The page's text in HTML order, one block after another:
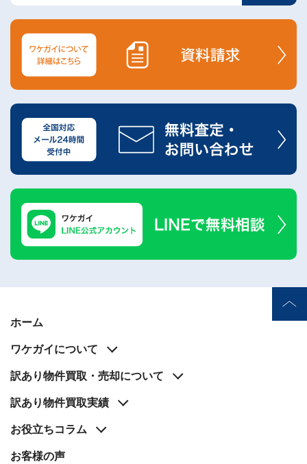
ホーム
ワケガイについて
訳あり物件買取・売却について
訳あり物件買取実績
お役立ちコラム
お客様の声